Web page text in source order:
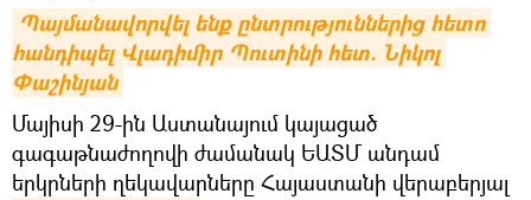
Պայմանավորվել ենք ընտրություններից հետո
հանդիպել Վլադիմիր Պուտինի հետ. Նիկոլ
Փաշինյան
Մայիսի 29-ին Աստանայում կայացած
գագաթնաժողովի ժամանակ ԵԱՏՄ անդամ
երկրների ղեկավարները Հայաստանի վերաբերյալ